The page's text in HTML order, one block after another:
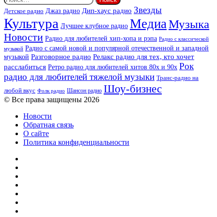
Детское радио Джаз радио Дип-хаус радио Звезды
Культура Лучшее клубное радио МедиаМузыка
Новости Радио для любителей хип-хопа и рэпа Радио с классической
музыкой Радио с самой новой и популярной отечественной и западной
музыкой Разговорное радио Релакс радио для тех, кто хочет
расслабиться Ретро радио для любителей хитов 80х и 90х Рок
радио для любителей тяжелой музыки Транс-радио на
любой вкус Фолк радио Шансон радио Шоу-бизнес
© Все права защищены 2026
Новости
Обратная связь
О сайте
Политика конфиденциальности